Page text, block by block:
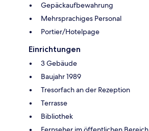
Gepäckaufbewahrung
Mehrsprachiges Personal
Portier/Hotelpage
Einrichtungen
3 Gebäude
Baujahr 1989
Tresorfach an der Rezeption
Terrasse
Bibliothek